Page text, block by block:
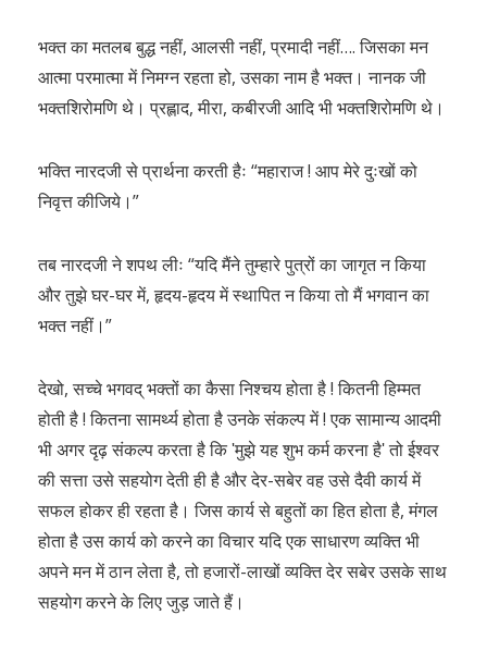
भक्त का मतलब बुद्ध नहीं, आलसी नहीं, प्रमादी नहीं…. जिसका मन
आत्मा परमात्मा में निमग्न रहता हो, उसका नाम है भक्त। नानक जी
भक्तशिरोमणि थे। प्रह्लाद, मीरा, कबीरजी आदि भी भक्तशिरोमणि थे।
भक्ति नारदजी से प्रार्थना करती हैः “महाराज ! आप मेरे दुःखों को
निवृत्त कीजिये।”
तब नारदजी ने शपथ लीः “यदि मैंने तुम्हारे पुत्रों का जागृत न किया
और तुझे घर-घर में, हृदय-हृदय में स्थापित न किया तो मैं भगवान का
भक्त नहीं।”
देखो, सच्चे भगवद् भक्तों का कैसा निश्चय होता है ! कितनी हिम्मत
होती है ! कितना सामर्थ्य होता है उनके संकल्प में ! एक सामान्य आदमी
भी अगर दृढ़ संकल्प करता है कि ʹमुझे यह शुभ कर्म करना हैʹ तो ईश्वर
की सत्ता उसे सहयोग देती ही है और देर-सबेर वह उसे दैवी कार्य में
सफल होकर ही रहता है। जिस कार्य से बहुतों का हित होता है, मंगल
होता है उस कार्य को करने का विचार यदि एक साधारण व्यक्ति भी
अपने मन में ठान लेता है, तो हजारों-लाखों व्यक्ति देर सबेर उसके साथ
सहयोग करने के लिए जुड़ जाते हैं।